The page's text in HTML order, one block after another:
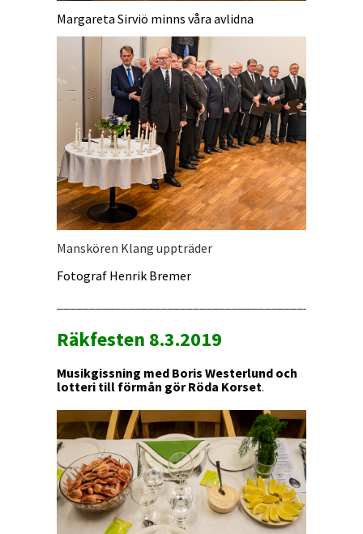
Margareta Sirviö minns våra avlidna
Manskören Klang uppträder
Fotograf Henrik Bremer
Räkfesten 8.3.2019
Musikgissning med Boris Westerlund och
lotteri till förmån gör Röda Korset.